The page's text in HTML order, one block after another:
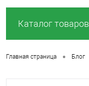
Каталог товаров
Главная страница • Блог